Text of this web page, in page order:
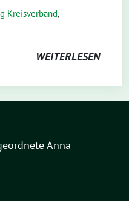
Kreisverband,
WEITERLESEN
Anna